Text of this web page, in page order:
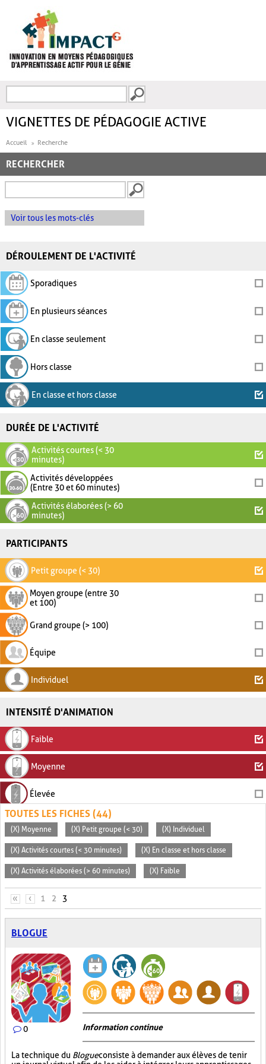
FORMULAIRE DE
VIGNETTES DE PÉDAGOGIE ACTIVE
Accueil Recherche
RECHERCHER
Voir tous les mots-clés
DÉROULEMENT DE L'ACTIVITÉ
Sporadiques
En plusieurs séances
En classe seulement
Hors classe
En classe et hors classe
DURÉE DE L'ACTIVITÉ
Activités courtes (< 30
minutes)
Activités développées
(Entre 30 et 60 minutes)
Activités élaborées (> 60
minutes)
PARTICIPANTS
Petit groupe (< 30)
Moyen groupe (entre 30
et 100)
Grand groupe (> 100)
Équipe
Individuel
INTENSITÉ D'ANIMATION
Faible
Moyenne
Élevée
TOUTES LES FICHES (44)
(X) Moyenne (X) Petit groupe (< 30) (X) Individuel
(X) Activités courtes (< 30 minutes) (X) En classe et hors classe
(X) Activités élaborées (> 60 minutes) (X) Faible
PAGES
« ‹ 1 2 3
BLOGUE
0 Information continue
La technique du Blogueconsiste à demander aux élèves de tenir